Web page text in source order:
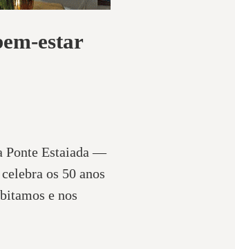
estar
Ponte Estaiada —
os 50 anos
e nos